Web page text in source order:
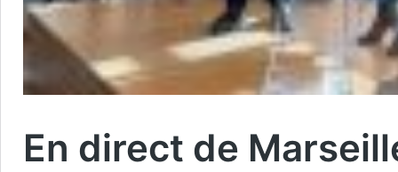
En direct de